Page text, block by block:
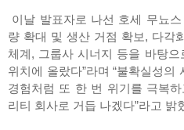
이날 발표자로 나선 호세 무뇨
량 확대 및 생산 거점 확보, 다각
체계, 그룹사 시너지 등을 바탕
위치에 올랐다”라며 “불확실성
경험처럼 또 한 번 위기를 극복
리티 회사로 거듭 나겠다”라고 밝